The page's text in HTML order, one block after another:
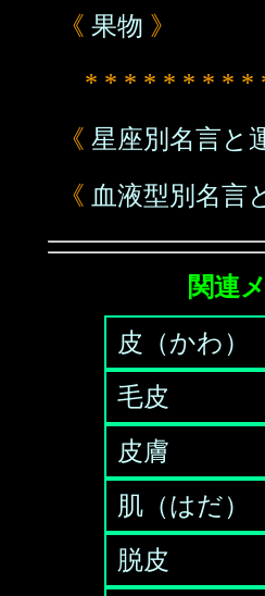
《 果物 》
* * * * * * * * *
《 星座別名言と
《 血液型別名言
関連
皮（かわ）
毛皮
皮膚
肌（はだ）
脱皮